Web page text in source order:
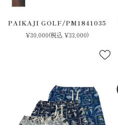
PAIKAJI GOLF/PM1841035
¥30,000(税込 ¥33,000)